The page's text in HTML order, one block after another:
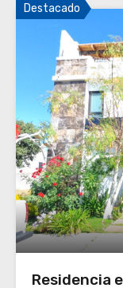
Destacado
Residencia